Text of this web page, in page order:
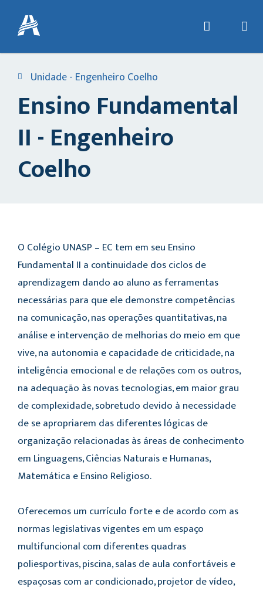
Unidade - Engenheiro Coelho
Ensino Fundamental
II - Engenheiro
Coelho
O Colégio UNASP – EC tem em seu Ensino
Fundamental II a continuidade dos ciclos de
aprendizagem dando ao aluno as ferramentas
necessárias para que ele demonstre competências
na comunicação, nas operações quantitativas, na
análise e intervenção de melhorias do meio em que
vive, na autonomia e capacidade de criticidade, na
inteligência emocional e de relações com os outros,
na adequação às novas tecnologias, em maior grau
de complexidade, sobretudo devido à necessidade
de se apropriarem das diferentes lógicas de
organização relacionadas às áreas de conhecimento
em Linguagens, Ciências Naturais e Humanas,
Matemática e Ensino Religioso.
Oferecemos um currículo forte e de acordo com as
normas legislativas vigentes em um espaço
multifuncional com diferentes quadras
poliesportivas, piscina, salas de aula confortáveis e
espaçosas com ar condicionado, projetor de vídeo,